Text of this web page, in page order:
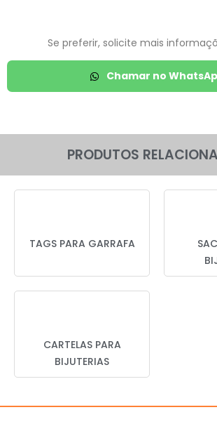
Se preferir, solicite mais
Chamar no
PRODUTOS
TAGS PARA GARRAFA
CARTELAS PARA
BIJUTERIAS